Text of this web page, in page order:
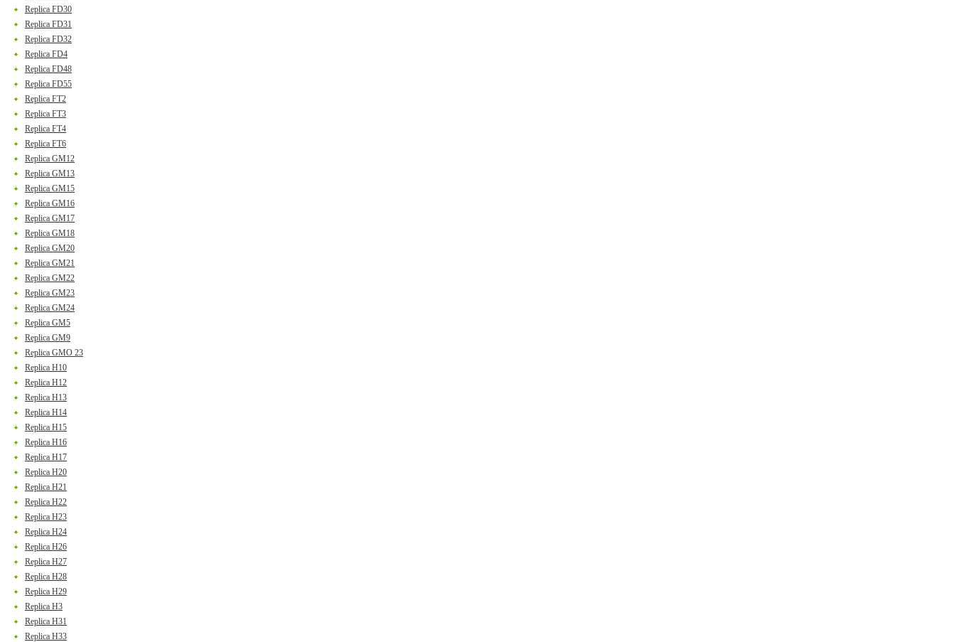
Replica FD30
Replica FD31
Replica FD32
Replica FD4
Replica FD48
Replica FD55
Replica FT2
Replica FT3
Replica FT4
Replica FT6
Replica GM12
Replica GM13
Replica GM15
Replica GM16
Replica GM17
Replica GM18
Replica GM20
Replica GM21
Replica GM22
Replica GM23
Replica GM24
Replica GM5
Replica GM9
Replica GMO 23
Replica H10
Replica H12
Replica H13
Replica H14
Replica H15
Replica H16
Replica H17
Replica H20
Replica H21
Replica H22
Replica H23
Replica H24
Replica H26
Replica H27
Replica H28
Replica H29
Replica H3
Replica H31
Replica H33